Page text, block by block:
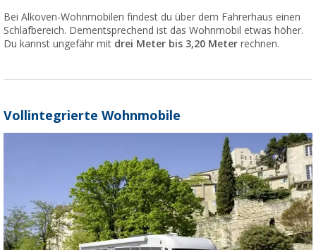
Bei Alkoven-Wohnmobilen findest du über dem Fahrerhaus einen
Schlafbereich. Dementsprechend ist das Wohnmobil etwas höher.
Du kannst ungefähr mit drei Meter bis 3,20 Meter rechnen.
Vollintegrierte Wohnmobile